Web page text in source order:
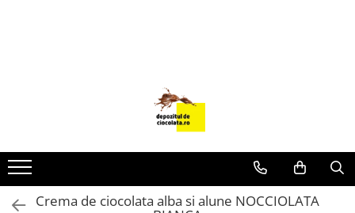
GLAZURI, UMPLUTURI, CREME
USTENSILE SI FORME SILICON
PASTA DE ZAHAR
Crema de ciocolata alba si alune NOCCIOLATA